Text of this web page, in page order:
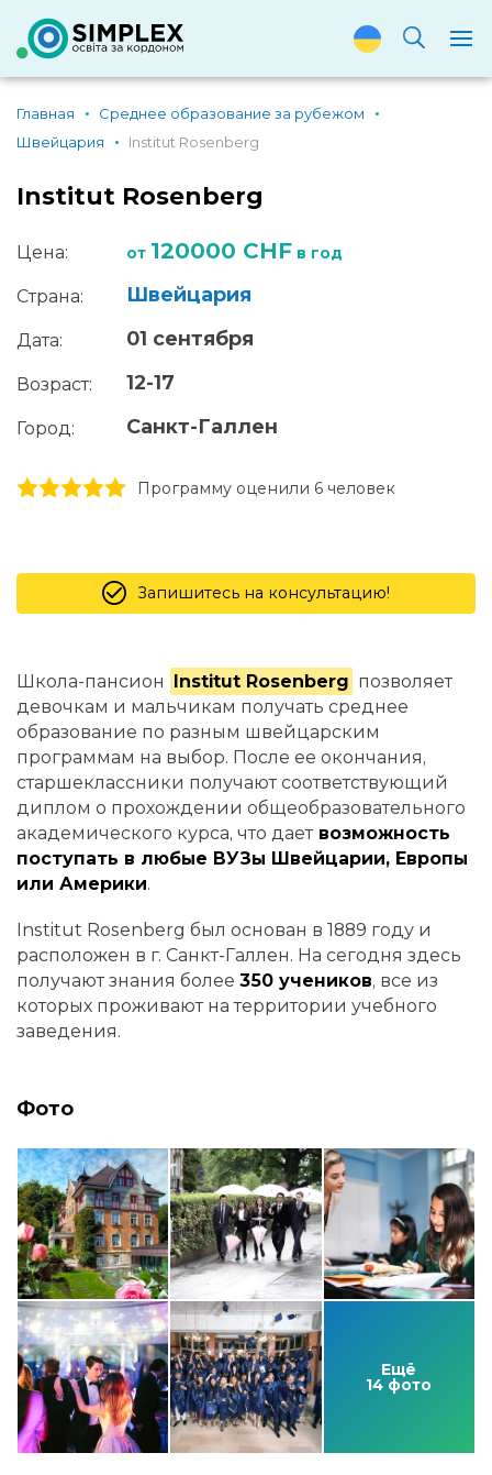
Главная
Среднее образование за рубежом
Швейцария
Institut Rosenberg
Institut Rosenberg
Цена: от 120000 CHF в год
Страна: Швейцария
Дата: 01 сентября
Возраст: 12-17
Город: Санкт-Галлен
5 stars
4 stars
3 stars
2 stars
1 stars Программу оценили 6 человек
Запишитесь на консультацию!
Школа-пансион Institut Rosenberg позволяет
девочкам и мальчикам получать среднее
образование по разным швейцарским
программам на выбор. После ее окончания,
старшеклассники получают соответствующий
диплом о прохождении общеобразовательного
академического курса, что даетвозможность
поступать в любые ВУЗы Швейцарии, Европы
или Америки.
Institut Rosenberg был основан в 1889 году и
расположен в г. Санкт-Галлен. На сегодня здесь
получают знания более 350 учеников, все из
которых проживают на территории учебного
заведения.
Фото
Ещё
14 фото